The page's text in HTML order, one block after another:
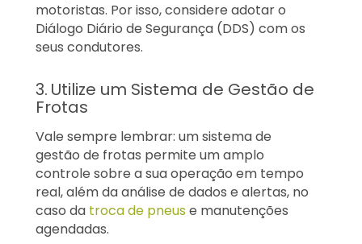
motoristas. Por isso, considere adotar o
Diálogo Diário de Segurança (DDS) com os
seus condutores.
3. Utilize um Sistema de Gestão de
Frotas
Vale sempre lembrar: um sistema de
gestão de frotas permite um amplo
controle sobre a sua operação em tempo
real, além da análise de dados e alertas, no
caso da troca de pneus e manutenções
agendadas.